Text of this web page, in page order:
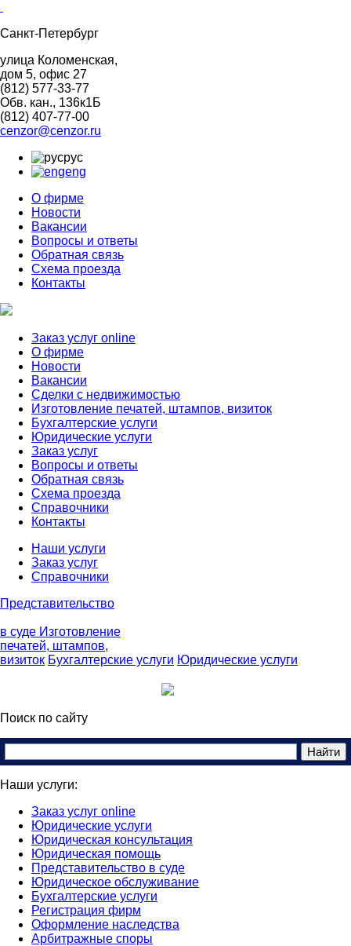
Санкт-Петербург
улица Коломенская,
дом 5, офис 27
(812) 577-33-77
Обв. кан., 136к1Б
(812) 407-77-00
cenzor@cenzor.ru
рус
eng
О фирме
Новости
Вакансии
Вопросы и ответы
Обратная связь
Схема проезда
Контакты
Заказ услуг online
О фирме
Новости
Вакансии
Сделки с недвижимостью
Изготовление печатей, штампов, визиток
Бухгалтерские услуги
Юридические услуги
Заказ услуг
Вопросы и ответы
Обратная связь
Схема проезда
Справочники
Контакты
Наши услуги
Заказ услуг
Справочники
Представительство
в суде Изготовление
печатей, штампов,
визиток Бухгалтерские услуги Юридические услуги
Поиск по сайту
Наши услуги:
Заказ услуг online
Юридические услуги
Юридическая консультация
Юридическая помощь
Представительство в суде
Юридическое обслуживание
Бухгалтерские услуги
Регистрация фирм
Оформление наследства
Арбитражные споры